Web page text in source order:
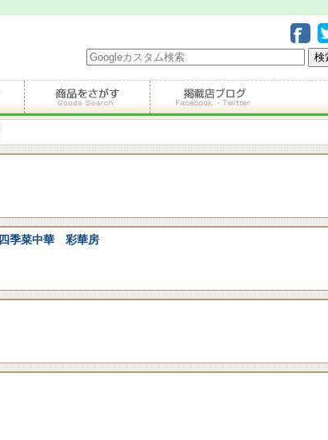
四季菜中華 彩華房